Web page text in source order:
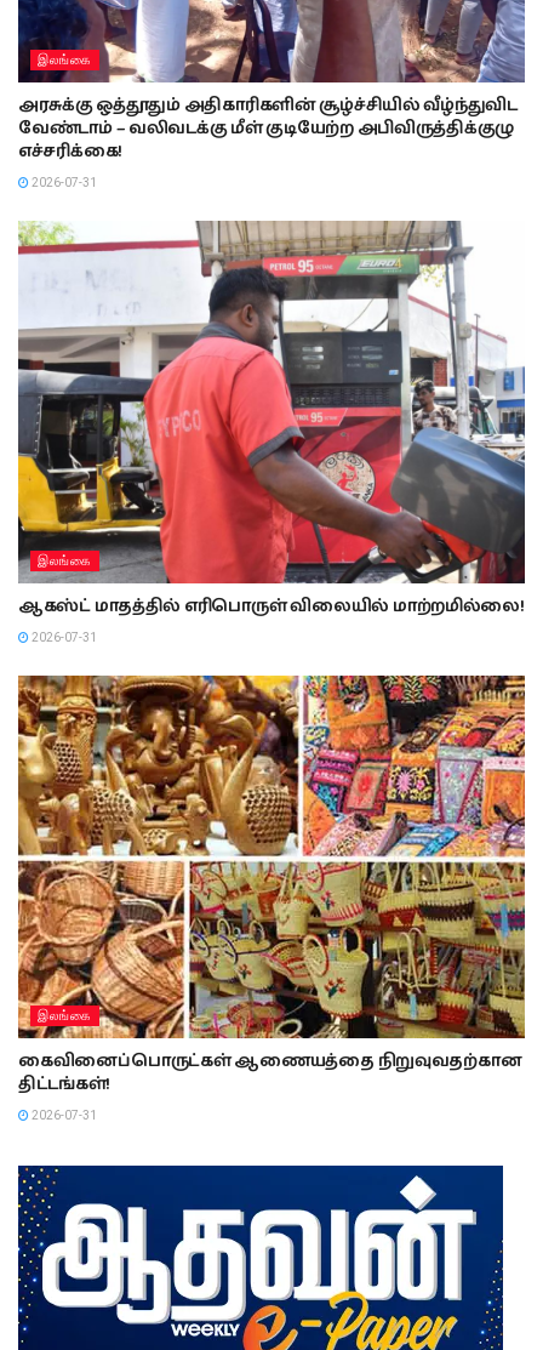
இலங்கை
அரசுக்கு ஒத்தூதும் அதிகாரிகளின் சூழ்ச்சியில் வீழ்ந்துவிட
வேண்டாம் – வலிவடக்கு மீள் குடியேற்ற அபிவிருத்திக்குழு
எச்சரிக்கை!
2026-07-31
இலங்கை
ஆகஸ்ட் மாதத்தில் எரிபொருள் விலையில் மாற்றமில்லை!
2026-07-31
இலங்கை
கைவினைப்பொருட்கள் ஆணையத்தை நிறுவுவதற்கான
திட்டங்கள்!
2026-07-31